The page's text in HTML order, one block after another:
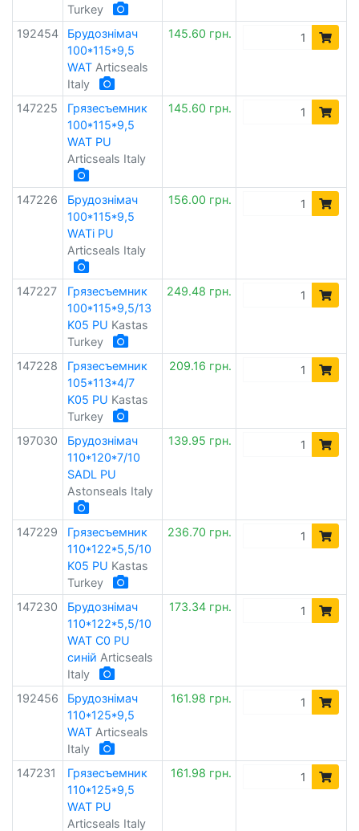
Turkey
192454
Брудознімач
100*115*9,5
WAT Articseals
Italy
145.60 грн.
147225
Грязесъемник
100*115*9,5
WAT PU
Articseals Italy
145.60 грн.
147226
Брудознімач
100*115*9,5
WATi PU
Articseals Italy
156.00 грн.
147227
Грязесъемник
100*115*9,5/13
K05 PU Kastas
Turkey
249.48 грн.
147228
Грязесъемник
105*113*4/7
K05 PU Kastas
Turkey
209.16 грн.
197030
Брудознімач
110*120*7/10
SADL PU
Astonseals Italy
139.95 грн.
147229
Грязесъемник
110*122*5,5/10
K05 PU Kastas
Turkey
236.70 грн.
147230
Брудознімач
110*122*5,5/10
WAT C0 PU
синій Articseals
Italy
173.34 грн.
192456
Брудознімач
110*125*9,5
WAT Articseals
Italy
161.98 грн.
147231
Грязесъемник
110*125*9,5
WAT PU
Articseals Italy
161.98 грн.